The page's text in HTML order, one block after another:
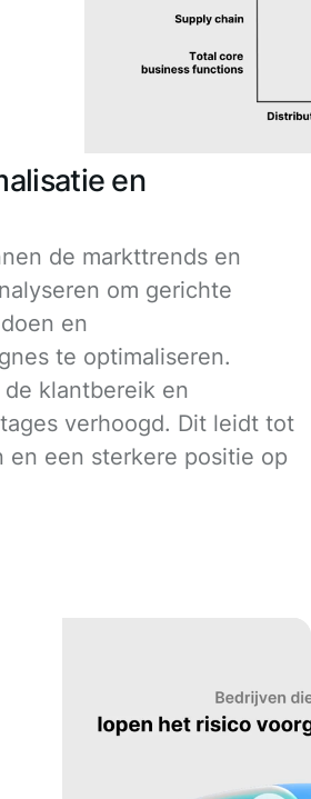
en
de markttrends en
om gerichte
en
te optimaliseren.
klantbereik en
verhoogd. Dit leidt tot
en een sterkere positie op